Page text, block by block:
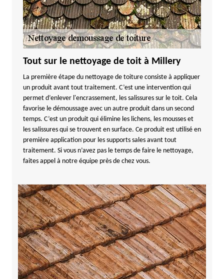
Tout sur le nettoyage de toit à Millery
La première étape du nettoyage de toiture consiste à appliquer
un produit avant tout traitement. C’est une intervention qui
permet d’enlever l'encrassement, les salissures sur le toit. Cela
favorise le démoussage avec un autre produit dans un second
temps. C’est un produit qui élimine les lichens, les mousses et
les salissures qui se trouvent en surface. Ce produit est utilisé en
première application pour les supports sales avant tout
traitement. Si vous n’avez pas le temps de faire le nettoyage,
faites appel à notre équipe près de chez vous.